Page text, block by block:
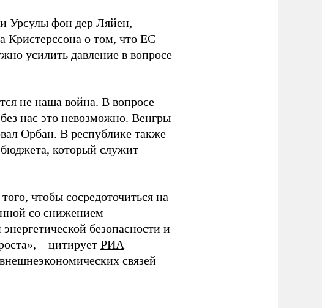
Урсулы фон дер Ляйен,
о том, что ЕС
усилить давление в вопросе
не наша война. В вопросе
нас это невозможно. Венгры
Орбан. В республике также
который служит
чтобы сосредоточиться на
со снижением
безопасности и
– цитирует РИА
связей